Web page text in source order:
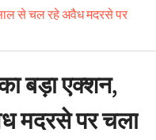
से चल रहे अवैध मदरसे पर
बड़ा एक्शन,
मदरसे पर चला